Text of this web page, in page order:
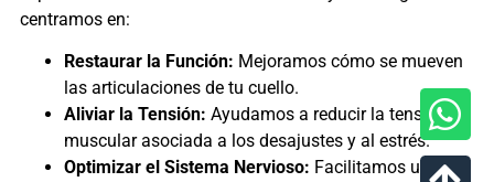
centramos en:
Restaurar la Función: Mejoramos cómo se mueven
las articulaciones de tu cuello.
Aliviar la Tensión: Ayudamos a reducir la tensión
muscular asociada a los desajustes y al estrés.
Optimizar el Sistema Nervioso: Facilitamos una